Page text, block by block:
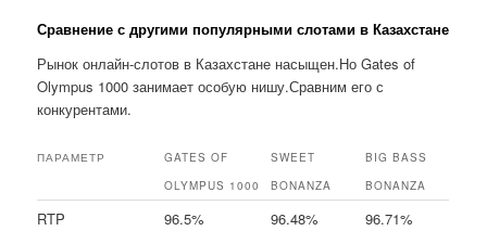
Сравнение с другими популярными слотами в Казахстане
Рынок онлайн-слотов в Казахстане насыщен.Но Gates of
Olympus 1000 занимает особую нишу.Сравним его с
конкурентами.
ПАРАМЕТР
GATES OF
OLYMPUS 1000
SWEET
BONANZA
BIG BASS
BONANZA
RTP 96.5% 96.48%
96.71%